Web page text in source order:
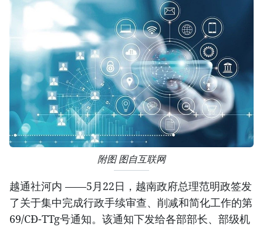
附图 图自互联网
越通社河内 ——5月22日，越南政府总理范明政签发
了关于集中完成行政手续审查、削减和简化工作的第
69/CĐ-TTg号通知。该通知下发给各部部长、部级机